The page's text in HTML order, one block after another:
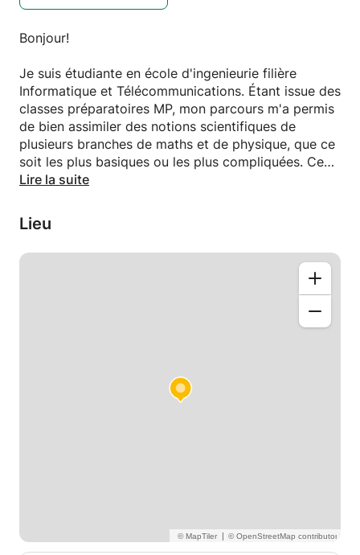
Bonjour!
Je suis étudiante en école d'ingenieurie filière
Informatique et Télécommunications. Étant issue des
classes préparatoires MP, mon parcours m'a permis
de bien assimiler des notions scientifiques de
plusieurs branches de maths et de physique, que ce
soit les plus basiques ou les plus compliquées. Ce
qui m'a aussi poussé à développer un amour de la
étudiants, car ceci rend l'apprentissage amusant et
passionnant.
Lire la suite
Lieu
|